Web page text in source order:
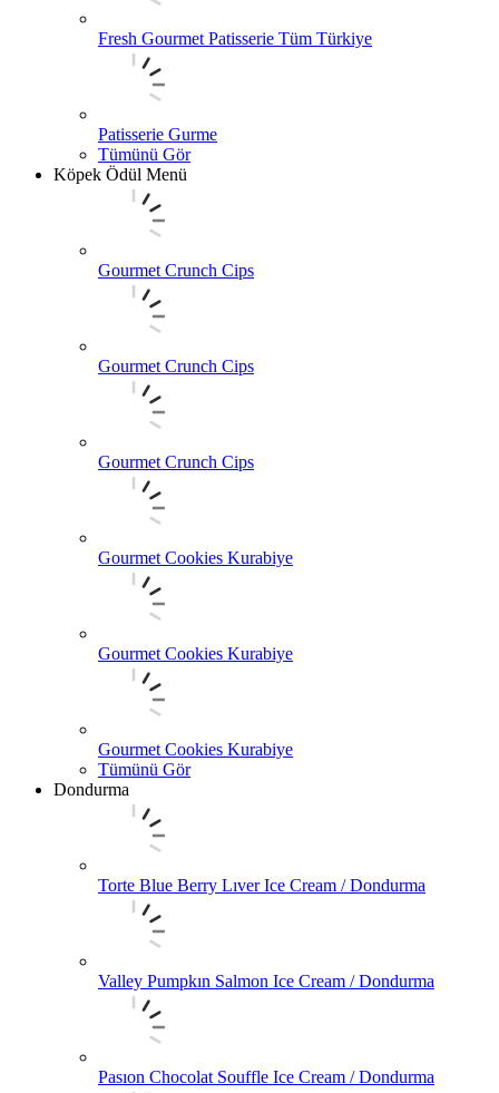
Fresh Gourmet Patisserie Tüm Türkiye
Patisserie Gurme
Tümünü Gör
Köpek Ödül Menü
Gourmet Crunch Cips
Gourmet Crunch Cips
Gourmet Crunch Cips
Gourmet Cookies Kurabiye
Gourmet Cookies Kurabiye
Gourmet Cookies Kurabiye
Tümünü Gör
Dondurma
Torte Blue Berry Lıver Ice Cream / Dondurma
Valley Pumpkın Salmon Ice Cream / Dondurma
Pasıon Chocolat Souffle Ice Cream / Dondurma